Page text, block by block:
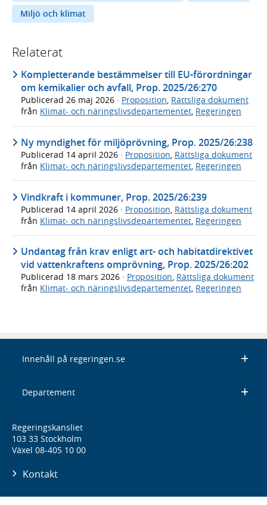
Miljö och klimat
Relaterat
Kompletterande bestämmelser till EU-förordningar
om kemikalier och avfall, Prop. 2025/26:270
Publicerad 26 maj 2026 · Proposition, Rättsliga dokument
från Klimat- och näringslivsdepartementet, Regeringen
Ny myndighet för miljöprövning, Prop. 2025/26:238
Publicerad 14 april 2026 · Proposition, Rättsliga dokument
från Klimat- och näringslivsdepartementet, Regeringen
Vindkraft i kommuner, Prop. 2025/26:239
Publicerad 14 april 2026 · Proposition Rättsliga dokument
från Klimat- och näringslivsdepartementet Regeringen
Undantag från krav enligt art- och habitatdirektivet
vid vattenkraftens omprövning, Prop. 2025/26:202
Publicerad 18 mars 2026 · Proposition, Rättsliga dokument
från Klimat- och näringslivsdepartementet, Regeringen
Innehåll på regeringen.se
Departement
Regeringskansliet
103 33 Stockholm
Växel 08-405 10 00
Kontakt